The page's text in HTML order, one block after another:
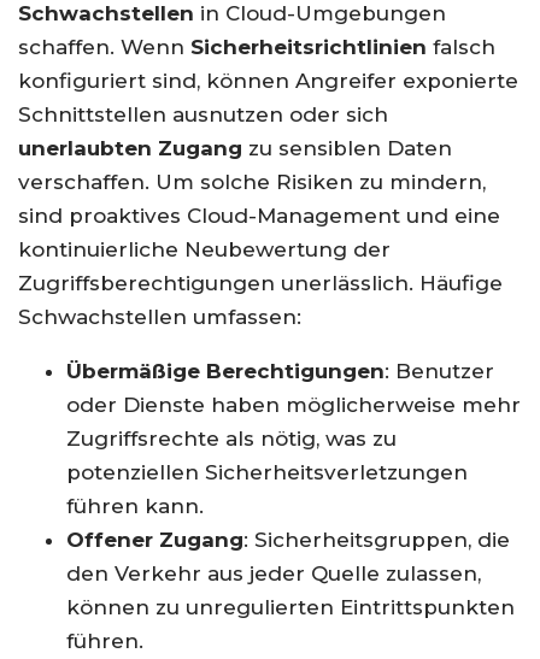
Schwachstellen in Cloud-Umgebungen
schaffen. Wenn Sicherheitsrichtlinien falsch
konfiguriert sind, können Angreifer exponierte
Schnittstellen ausnutzen oder sich
unerlaubten Zugang zu sensiblen Daten
verschaffen. Um solche Risiken zu mindern,
sind proaktives Cloud-Management und eine
kontinuierliche Neubewertung der
Zugriffsberechtigungen unerlässlich. Häufige
Schwachstellen umfassen:
Übermäßige Berechtigungen: Benutzer
oder Dienste haben möglicherweise mehr
Zugriffsrechte als nötig, was zu
potenziellen Sicherheitsverletzungen
führen kann.
Offener Zugang: Sicherheitsgruppen, die
den Verkehr aus jeder Quelle zulassen,
können zu unregulierten Eintrittspunkten
führen.